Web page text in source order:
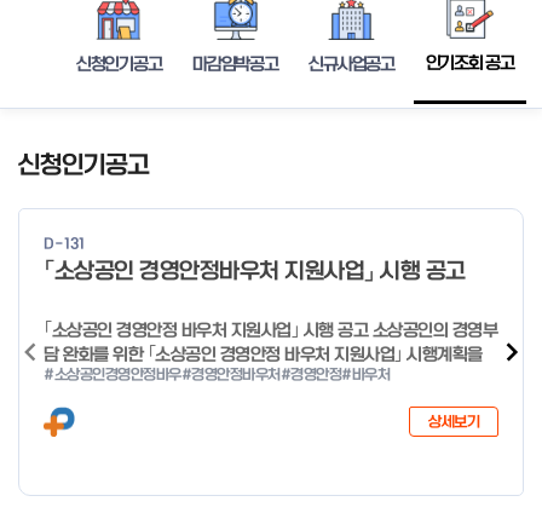
신청인기공고 마감임박공고 신규사업공고 인기조회 공고
신청인기공고
D-131
「소상공인 경영안정바우처 지원사업」 시행 공고
｢소상공인 경영안정 바우처 지원사업｣ 시행 공고 소상공인의 경영부
담 완화를 위한 ｢소상공인 경영안정 바우처 지원사업｣ 시행계획을
다음과 같이 공고합니다. 2026년 1월 28일 중소벤처기업부장관
#소상공인경영안정바우#경영안정바우처 #경영안정#바우처
상세보기